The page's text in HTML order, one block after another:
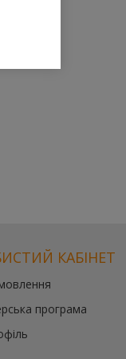
КАБІНЕТ
програма